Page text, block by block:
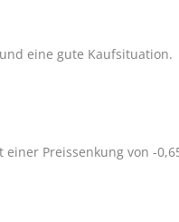
eine gute Kaufsituation.
Preissenkung von -